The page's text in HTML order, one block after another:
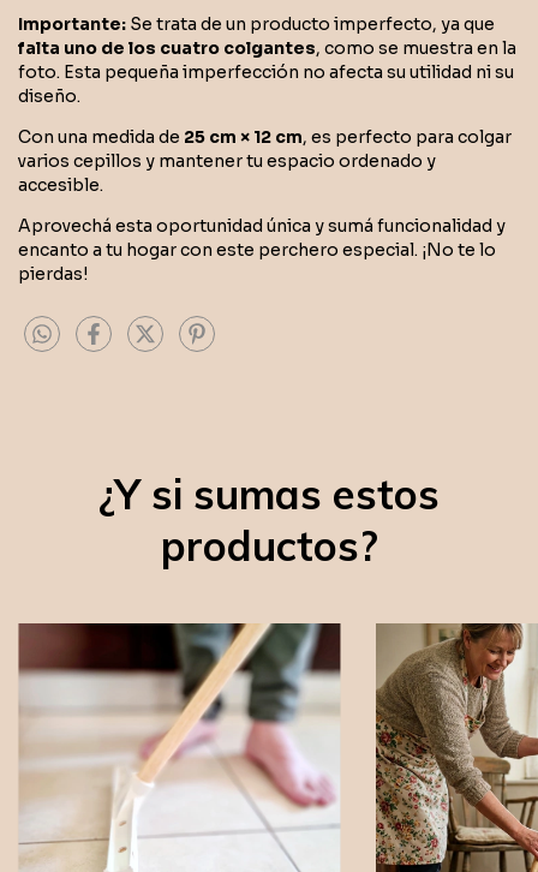
Importante: Se trata de un producto imperfecto, ya que
falta uno de los cuatro colgantes, como se muestra en la
foto. Esta pequeña imperfección no afecta su utilidad ni su
diseño.
Con una medida de 25 cm × 12 cm, es perfecto para colgar
varios cepillos y mantener tu espacio ordenado y
accesible.
Aprovechá esta oportunidad única y sumá funcionalidad y
encanto a tu hogar con este perchero especial. ¡No te lo
pierdas!
¿Y si sumas estos
productos?